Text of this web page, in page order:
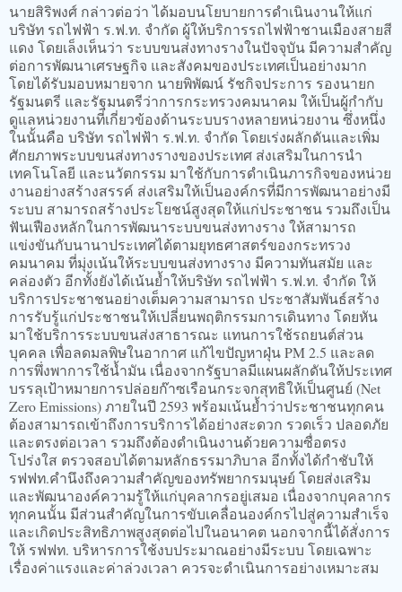
นายสิริพงศ์ กล่าวต่อว่า ได้มอบนโยบายการดำเนินงานให้แก่
บริษัท รถไฟฟ้า ร.ฟ.ท. จำกัด ผู้ให้บริการรถไฟฟ้าชานเมืองสายสี
แดง โดยเล็งเห็นว่า ระบบขนส่งทางรางในปัจจุบัน มีความสำคัญ
ต่อการพัฒนาเศรษฐกิจ และสังคมของประเทศเป็นอย่างมาก
โดยได้รับมอบหมายจาก นายพิพัฒน์ รัชกิจประการ รองนายก
รัฐมนตรี และรัฐมนตรีว่าการกระทรวงคมนาคม ให้เป็นผู้กำกับ
ดูแลหน่วยงานที่เกี่ยวข้องด้านระบบรางหลายหน่วยงาน ซึ่งหนึ่ง
ในนั้นคือ บริษัท รถไฟฟ้า ร.ฟ.ท. จำกัด โดยเร่งผลักดันและเพิ่ม
ศักยภาพระบบขนส่งทางรางของประเทศ ส่งเสริมในการนำ
เทคโนโลยี และนวัตกรรม มาใช้กับการดำเนินภารกิจของหน่วย
งานอย่างสร้างสรรค์ ส่งเสริมให้เป็นองค์กรที่มีการพัฒนาอย่างมี
ระบบ สามารถสร้างประโยชน์สูงสุดให้แก่ประชาชน รวมถึงเป็น
ฟันเฟืองหลักในการพัฒนาระบบขนส่งทางราง ให้สามารถ
แข่งขันกับนานาประเทศได้ตามยุทธศาสตร์ของกระทรวง
คมนาคม ที่มุ่งเน้นให้ระบบขนส่งทางราง มีความทันสมัย และ
คล่องตัว อีกทั้งยังได้เน้นย้ำให้บริษัท รถไฟฟ้า ร.ฟ.ท. จำกัด ให้
บริการประชาชนอย่างเต็มความสามารถ ประชาสัมพันธ์สร้าง
การรับรู้แก่ประชาชนให้เปลี่ยนพฤติกรรมการเดินทาง โดยหัน
มาใช้บริการระบบขนส่งสาธารณะ แทนการใช้รถยนต์ส่วน
บุคคล เพื่อลดมลพิษในอากาศ แก้ไขปัญหาฝุ่น PM 2.5 และลด
การพึ่งพาการใช้น้ำมัน เนื่องจากรัฐบาลมีแผนผลักดันให้ประเทศ
บรรลุเป้าหมายการปล่อยก๊าซเรือนกระจกสุทธิให้เป็นศูนย์ (Net
Zero Emissions) ภายในปี 2593 พร้อมเน้นย้ำว่าประชาชนทุกคน
ต้องสามารถเข้าถึงการบริการได้อย่างสะดวก รวดเร็ว ปลอดภัย
และตรงต่อเวลา รวมถึงต้องดำเนินงานด้วยความซื่อตรง
โปร่งใส ตรวจสอบได้ตามหลักธรรมาภิบาล อีกทั้งได้กำชับให้
รฟฟท.คำนึงถึงความสำคัญของทรัพยากรมนุษย์ โดยส่งเสริม
และพัฒนาองค์ความรู้ให้แก่บุคลากรอยู่เสมอ เนื่องจากบุคลากร
ทุกคนนั้น มีส่วนสำคัญในการขับเคลื่อนองค์กรไปสู่ความสำเร็จ
และเกิดประสิทธิภาพสูงสุดต่อไปในอนาคต นอกจากนี้ได้สั่งการ
ให้ รฟฟท. บริหารการใช้งบประมาณอย่างมีระบบ โดยเฉพาะ
เรื่องค่าแรงและค่าล่วงเวลา ควรจะดำเนินการอย่างเหมาะสม